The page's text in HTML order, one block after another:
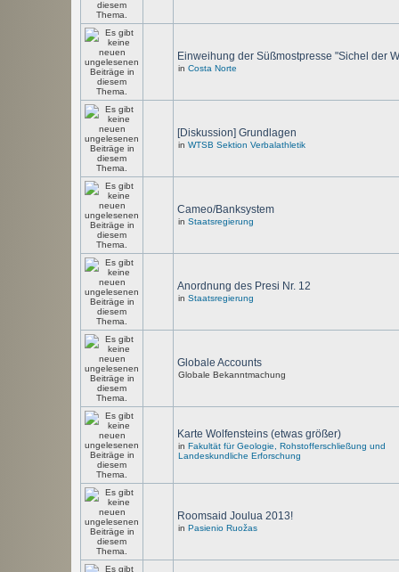
Einweihung der Süßmostpresse "Sichel der
in Costa Norte
[Diskussion] Grundlagen
in WTSB Sektion Verbalathletik
Cameo/Banksystem
in Staatsregierung
Anordnung des Presi Nr. 12
in Staatsregierung
Globale Accounts
Globale Bekanntmachung
Karte Wolfensteins (etwas größer)
in Fakultät für Geologie, Rohstofferschließung und
Landeskundliche Erforschung
Roomsaid Joulua 2013!
in Pasienio Ruožas